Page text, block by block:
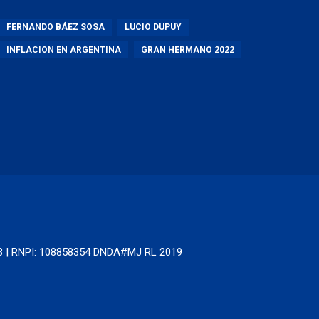
FERNANDO BÁEZ SOSA LUCIO DUPUY
INFLACION EN ARGENTINA GRAN HERMANO 2022
RNPI: 108858354 DNDA#MJ RL 2019